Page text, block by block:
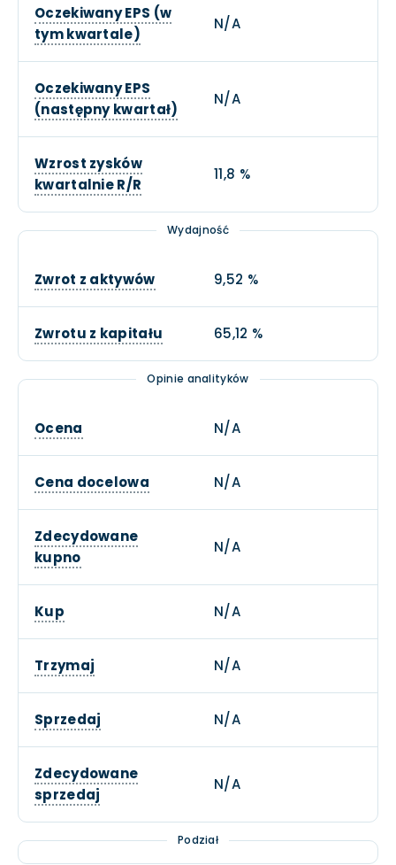
Oczekiwany EPS (w
tym kwartale)
N/A
Oczekiwany EPS
(następny kwartał)
N/A
Wzrost zysków
kwartalnie R/R
11,8 %
Wydajność
Zwrot z aktywów 9,52 %
Zwrotu z kapitału 65,12 %
Opinie analityków
Ocena N/A
Cena docelowa N/A
Zdecydowane
kupno
N/A
Kup N/A
Trzymaj N/A
Sprzedaj N/A
Zdecydowane
sprzedaj
N/A
Podział